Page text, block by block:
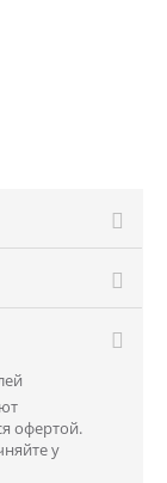
офертой.
у